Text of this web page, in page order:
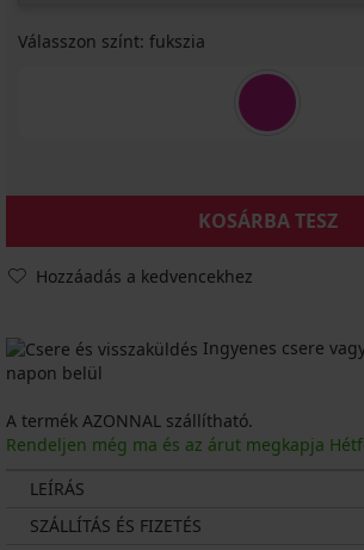
Válasszon színt: fukszia
KOSÁRBA TESZ
Hozzáadás a kedvencekhez
Ingyenes csere
napon belül
A termék AZONNAL szállítható.
Rendeljen még ma és az árut megkapja
LEÍRÁS
SZÁLLÍTÁS ÉS FIZETÉS